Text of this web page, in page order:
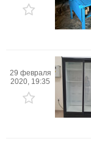
29 февраля
2020, 19:35